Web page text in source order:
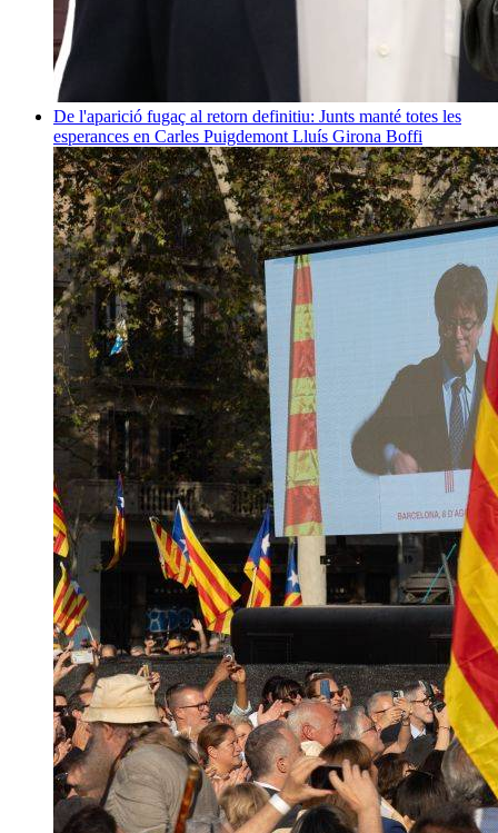
De l'aparició fugaç al retorn definitiu: Junts manté totes les
esperances en Carles Puigdemont Lluís Girona Boffi